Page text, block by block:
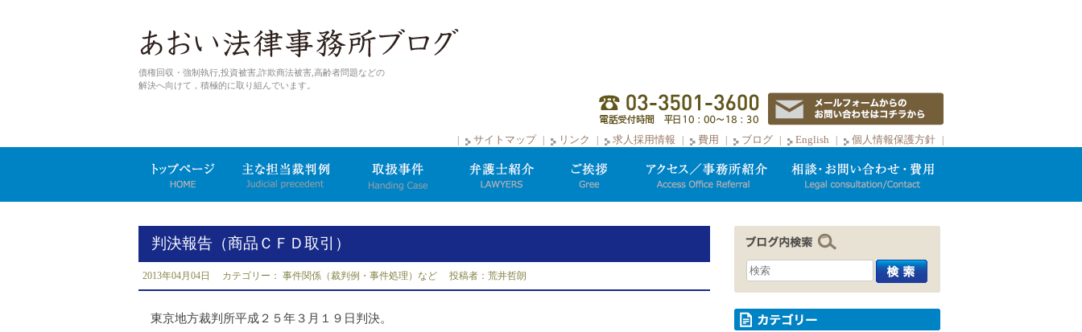
債権回収・強制執行,投資被害,詐欺商法被害,高齢者問題などの
解決へ向けて，積極的に取り組んでいます。
サイトマップ リンク 求人採用情報 費用 ブログ English 個人情報保護方針
判決報告（商品ＣＦＤ取引）
2013年04月04日 カテゴリー： 事件関係（裁判例・事件処理）など 投稿者：荒井哲朗
東京地方裁判所平成２５年３月１９日判決。